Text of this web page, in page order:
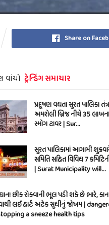
Share on
ટ્રેન્ડિંગ સમાચાર
પ્રદૂષણ વધતા સુરત પાલિકા
અમરોલી બ્રિજ નીચે 35
સ્મોગ ટાવર | Sur…
સુરત પાલિકામાં આગામી
સમિતિ સહિત વિવિધ 7
| Surat Municipality will…
છીંક રોકવાની ભૂલ પડી શકે છે ભારે,
લઈ હાર્ટ અટેક સુધીનું જોખમ |
a sneeze health tips